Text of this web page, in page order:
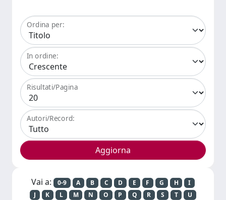
Ordina per:
In ordine:
Risultati/Pagina
Autori/Record:
Vai a: 0-9 A B C D E F G H
I
J
K L M N O P Q R S T
U